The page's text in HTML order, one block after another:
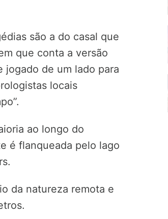
são a do casal que
que conta a versão
jogado de um lado para
locais
ao longo do
é flanqueada pelo lago
da natureza remota e